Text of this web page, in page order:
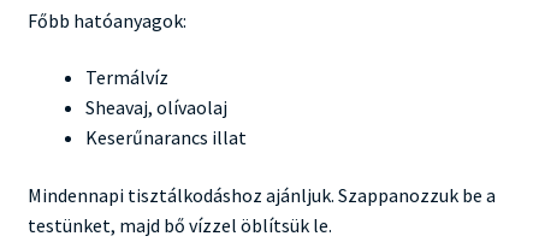
Főbb hatóanyagok:
Termálvíz
Sheavaj, olívaolaj
Keserűnarancs illat
Mindennapi tisztálkodáshoz ajánljuk. Szappanozzuk be a
testünket, majd bő vízzel öblítsük le.